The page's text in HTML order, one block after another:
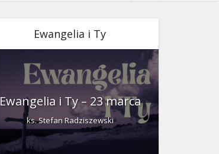
Ewangelia i Ty
Ewangelia i Ty – 23 marca
ks. Stefan Radziszewski